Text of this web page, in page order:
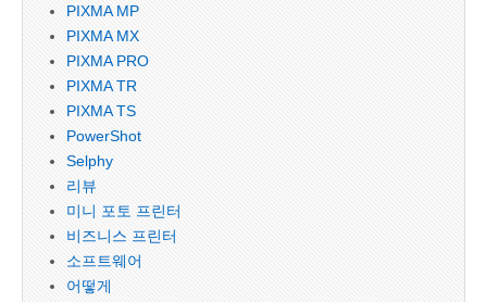
PIXMA MP
PIXMA MX
PIXMA PRO
PIXMA TR
PIXMA TS
PowerShot
Selphy
리뷰
미니 포토 프린터
비즈니스 프린터
소프트웨어
어떻게